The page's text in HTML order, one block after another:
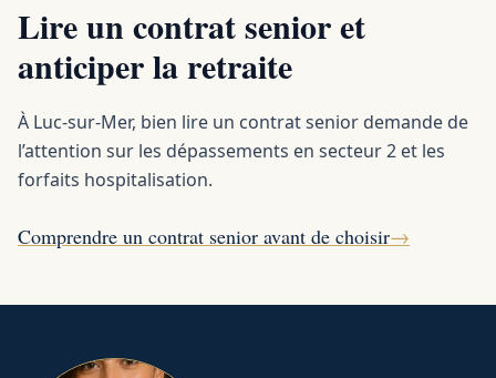
Lire un contrat senior et
anticiper la retraite
À Luc-sur-Mer, bien lire un contrat senior demande de
l’attention sur les dépassements en secteur 2 et les
forfaits hospitalisation.
Comprendre un contrat senior avant de choisir→